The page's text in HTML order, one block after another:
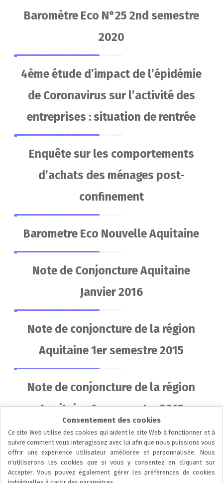
Baromètre Eco N°25 2nd semestre
2020
4ème étude d’impact de l’épidémie
de Coronavirus sur l’activité des
entreprises : situation de rentrée
Enquête sur les comportements
d’achats des ménages post-
confinement
Barometre Eco Nouvelle Aquitaine
Note de Conjoncture Aquitaine
Janvier 2016
Note de conjoncture de la région
Aquitaine 1er semestre 2015
Note de conjoncture de la région
Aquitaine 1er semestre 2013
Page 1 sur 2
1 2
...
Consentement des cookies
Ce site Web utilise des cookies qui aident le site Web à fonctionner et à
suivre comment vous interagissez avec lui afin que nous puissions vous
offrir une expérience utilisateur améliorée et personnalisée. Nous
n'utiliserons les cookies que si vous y consentez en cliquant sur
Accepter. Vous pouvez également gérer les préférences de cookies